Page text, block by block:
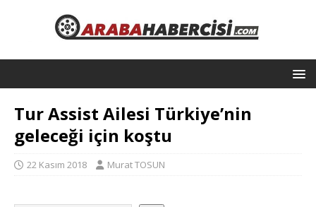
Tur Assist Ailesi Türkiye’nin
geleceği için koştu
22 Kasım 2018 Murat TOSUN